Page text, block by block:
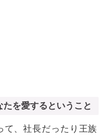
を愛するということ
て、社長だったり王族